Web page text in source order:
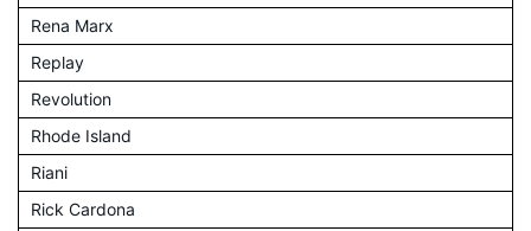
Rena Marx
Replay
Revolution
Rhode Island
Riani
Rick Cardona